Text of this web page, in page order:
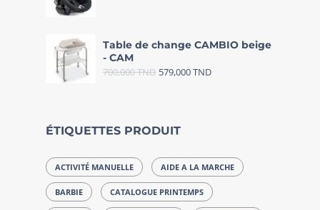
Table de change CAMBIO beige
- CAM
700,000TND 579,000TND
ÉTIQUETTES PRODUIT
ACTIVITÉ MANUELLE AIDE A LA MARCHE
BARBIE CATALOGUE PRINTEMPS